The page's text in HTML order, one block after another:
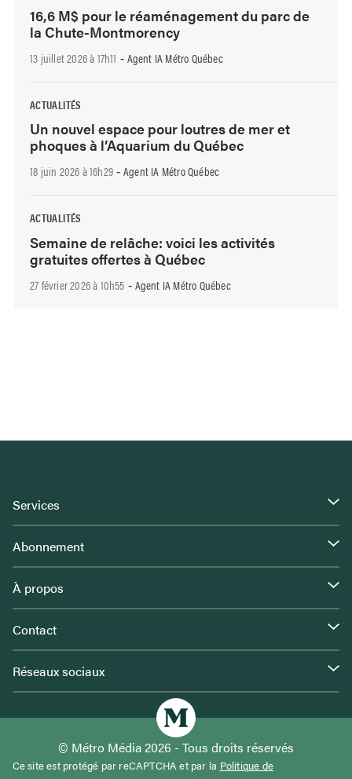
16,6 M$ pour le réaménagement du parc de
la Chute-Montmorency
13 juillet 2026 à 17h11 - Agent IA Métro Québec
ACTUALITÉS
Un nouvel espace pour loutres de mer et
phoques à l’Aquarium du Québec
18 juin 2026 à 16h29 - Agent IA Métro Québec
ACTUALITÉS
Semaine de relâche: voici les activités
gratuites offertes à Québec
27 février 2026 à 10h55 - Agent IA Métro Québec
Services
Abonnement
À propos
Contact
Réseaux sociaux
© Métro Média 2026 - Tous droits réservés
Ce site est protégé par reCAPTCHA et par la Politique de